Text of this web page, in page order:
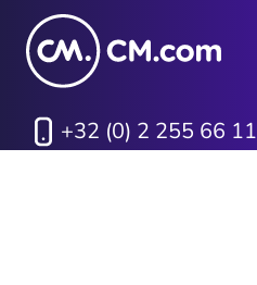
+32 (0) 2 255 66 11